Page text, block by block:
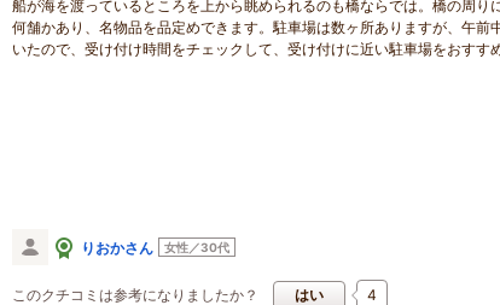
船が海を渡っているところを上から眺められるのも橋ならでは。橋の周り
何舗かあり、名物品を品定めできます。駐車場は数ヶ所ありますが、午前
いたので、受け付け時間をチェックして、受け付けに近い駐車場をおすす
りおかさん 女性／30代
このクチコミは参考になりましたか？ 4
はい